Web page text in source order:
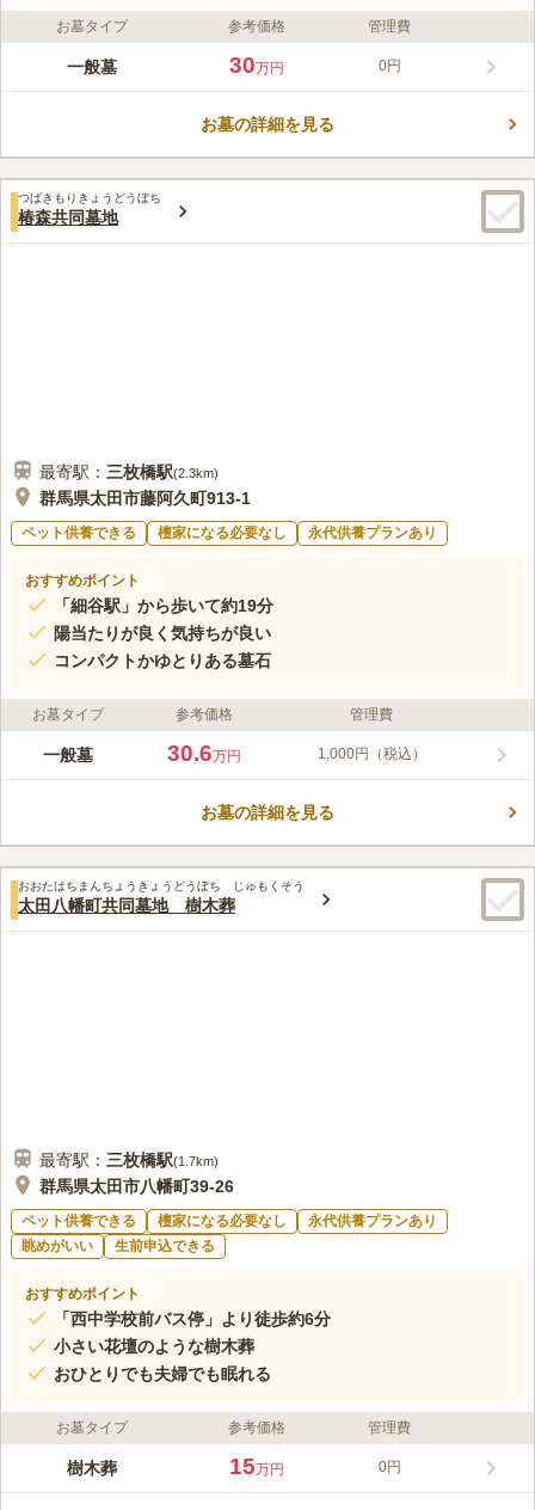
お墓タイプ 参考価格 管理費
一般墓 30万円 0円
お墓の詳細を見る
つばきもりきょうどうぼち
椿森共同墓地
最寄駅： 三枚橋駅(2.3km)
群馬県太田市藤阿久町913-1
ペット供養できる 檀家になる必要なし 永代供養プランあり
おすすめポイント
「細谷駅」から歩いて約19分
陽当たりが良く気持ちが良い
コンパクトかゆとりある墓石
お墓タイプ 参考価格 管理費
一般墓 30.6万円 1,000円（税込）
お墓の詳細を見る
おおたはちまんちょうきょうどうぼち じゅもくそう
太田八幡町共同墓地 樹木葬
最寄駅： 三枚橋駅(1.7km)
群馬県太田市八幡町39-26
ペット供養できる 檀家になる必要なし
永代供養プランあり
眺めがいい
生前申込できる
おすすめポイント
「西中学校前バス停」より徒歩約6分
小さい花壇のような樹木葬
おひとりでも夫婦でも眠れる
お墓タイプ 参考価格 管理費
樹木葬 15万円 0円